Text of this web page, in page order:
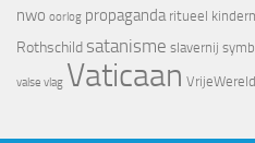
nwo oorlog propaganda ritueel
Rothschild satanisme slavernij
valse vlag Vaticaan